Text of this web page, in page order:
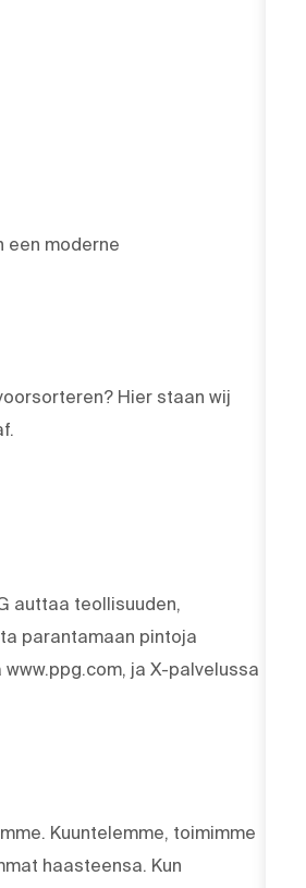
een moderne
Hier staan wij
auttaa teollisuuden,
parantamaan pintoja
ja X-palvelussa
Kuuntelemme, toimimme
haasteensa. Kun